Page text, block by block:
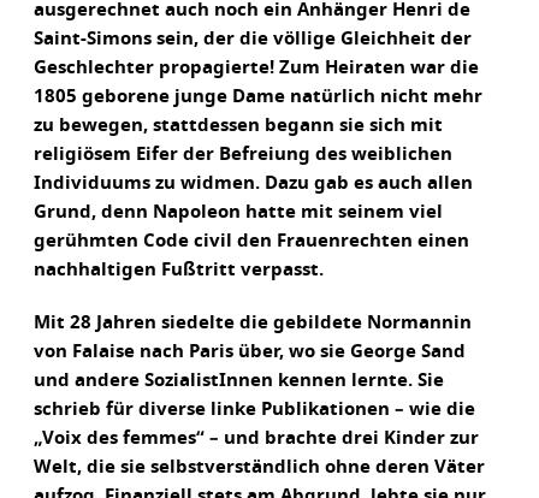
ausgerechnet auch noch ein Anhänger Henri de
Saint-Simons sein, der die völlige Gleichheit der
Geschlechter propagierte! Zum Heiraten war die
1805 geborene junge Dame natürlich nicht mehr
zu bewegen, stattdessen begann sie sich mit
religiösem Eifer der Befreiung des weiblichen
Individuums zu widmen. Dazu gab es auch allen
Grund, denn Napoleon hatte mit seinem viel
gerühmten Code civil den Frauenrechten einen
nachhaltigen Fußtritt verpasst.
Mit 28 Jahren siedelte die gebildete Normannin
von Falaise nach Paris über, wo sie George Sand
und andere SozialistInnen kennen lernte. Sie
schrieb für diverse linke Publikationen – wie die
„Voix des femmes“ – und brachte drei Kinder zur
Welt, die sie selbstverständlich ohne deren Väter